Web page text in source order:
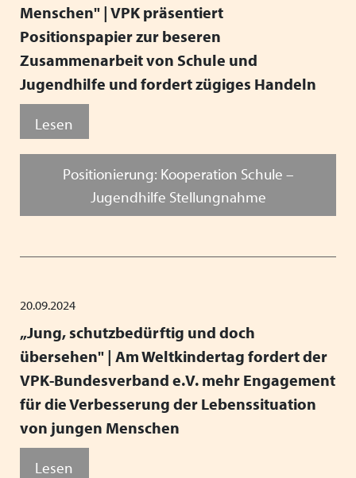
Menschen" | VPK präsentiert
Positionspapier zur beseren
Zusammenarbeit von Schule und
Jugendhilfe und fordert zügiges Handeln
Lesen
Positionierung: Kooperation Schule –
Jugendhilfe Stellungnahme
20.09.2024
„Jung, schutzbedürftig und doch
übersehen" | Am Weltkindertag fordert der
VPK-Bundesverband e.V. mehr Engagement
für die Verbesserung der Lebenssituation
von jungen Menschen
Lesen